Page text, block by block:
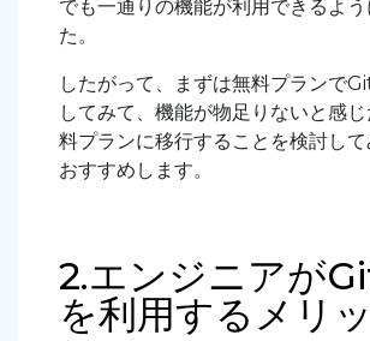
でも一通りの機能が利用できるよ
た。
したがって、まずは無料プランで
してみて、機能が物足りないと感
料プランに移行することを検討し
おすすめします。
2.エンジニアが
を利用するメリ